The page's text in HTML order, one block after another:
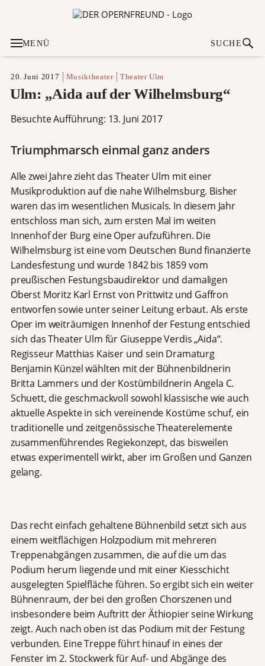
MENÜ SUCHE
20. Juni 2017 Musiktheater Theater Ulm
Ulm: „Aida auf der Wilhelmsburg“
Besuchte Aufführung: 13. Juni 2017
Triumphmarsch einmal ganz anders
Alle zwei Jahre zieht das Theater Ulm mit einer
Musikproduktion auf die nahe Wilhelmsburg. Bisher
waren das im wesentlichen Musicals. In diesem Jahr
entschloss man sich, zum ersten Mal im weiten
Innenhof der Burg eine Oper aufzuführen. Die
Wilhelmsburg ist eine vom Deutschen Bund finanzierte
Landesfestung und wurde 1842 bis 1859 vom
preußischen Festungsbaudirektor und damaligen
Oberst Moritz Karl Ernst von Prittwitz und Gaffron
entworfen sowie unter seiner Leitung erbaut. Als erste
Oper im weiträumigen Innenhof der Festung entschied
sich das Theater Ulm für Giuseppe Verdis „Aida“.
Regisseur Matthias Kaiser und sein Dramaturg
Benjamin Künzel wählten mit der Bühnenbildnerin
Britta Lammers und der Kostümbildnerin Angela C.
Schuett, die geschmackvoll sowohl klassische wie auch
aktuelle Aspekte in sich vereinende Kostüme schuf, ein
traditionelle und zeitgenössische Theaterelemente
zusammenführendes Regiekonzept, das bisweilen
etwas experimentell wirkt, aber im Großen und Ganzen
gelang.
Das recht einfach gehaltene Bühnenbild setzt sich aus
einem weitflächigen Holzpodium mit mehreren
Treppenabgängen zusammen, die auf die um das
Podium herum liegende und mit einer Kiesschicht
ausgelegten Spielfläche führen. So ergibt sich ein weiter
Bühnenraum, der bei den großen Chorszenen und
insbesondere beim Auftritt der Äthiopier seine Wirkung
zeigt. Auch nach oben ist das Podium mit der Festung
verbunden. Eine Treppe führt hinauf in eines der
Fenster im 2. Stockwerk für Auf- und Abgänge des